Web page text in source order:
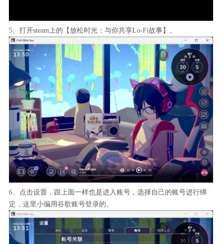
5、打开steam上的【放松时光：与你共享Lo-Fi故事】。
6、点击设置，跟上面一样也是进入账号，选择自己的账号进行绑
定，这里小编用谷歌账号登录的。